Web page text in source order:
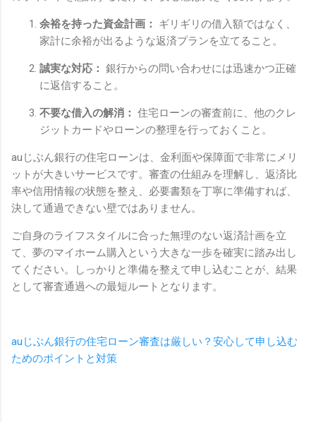
余裕を持った資金計画：
ギリギリの借入額ではなく、
家計に余裕が出るような返済プランを立てること。
誠実な対応： 銀行からの問い合わせには迅速かつ正確
に返信すること。
不要な借入の解消： 住宅ローンの審査前に、他のクレ
ジットカードやローンの整理を行っておくこと。
auじぶん銀行の住宅ローンは、金利面や保障面で非常にメリ
ットが大きいサービスです。審査の仕組みを理解し、返済比
率や信用情報の状態を整え、必要書類を丁寧に準備すれば、
決して通過できない壁ではありません。
ご自身のライフスタイルに合った無理のない返済計画を立
て、夢のマイホーム購入という大きな一歩を確実に踏み出し
てください。しっかりと準備を整えて申し込むことが、結果
として審査通過への最短ルートとなります。
auじぶん銀行の住宅ローン審査は厳しい？安心して申し込む
ためのポイントと対策